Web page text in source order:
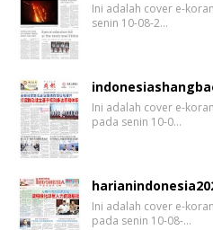
Ini adalah cover e-
senin 10-08-2…
Ini adalah cover e-
pada senin 10-0…
Ini adalah cover e-
pada senin 10-08-…